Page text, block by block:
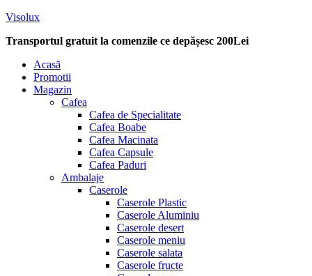
Visolux
Transportul gratuit la comenzile ce depășesc 200Lei
Menu
Acasă
Promotii
Magazin
Cafea
Cafea de Specialitate
Cafea Boabe
Cafea Macinata
Cafea Capsule
Cafea Paduri
Ambalaje
Caserole
Caserole Plastic
Caserole Aluminiu
Caserole desert
Caserole meniu
Caserole salata
Caserole fructe